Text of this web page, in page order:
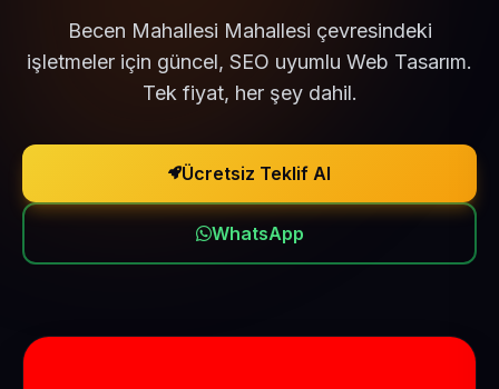
Becen Mahallesi Mahallesi çevresindeki
işletmeler için güncel, SEO uyumlu Web Tasarım.
Tek fiyat, her şey dahil.
Ücretsiz Teklif Al
WhatsApp